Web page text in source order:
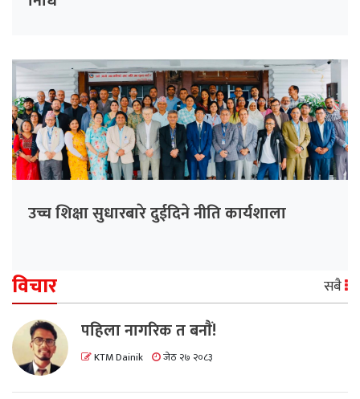
उच्च शिक्षा सुधारबारे दुईदिने नीति कार्यशाला
विचार सबै
पहिला नागरिक त बनाैं!
KTM Dainik जेठ २७ २०८३